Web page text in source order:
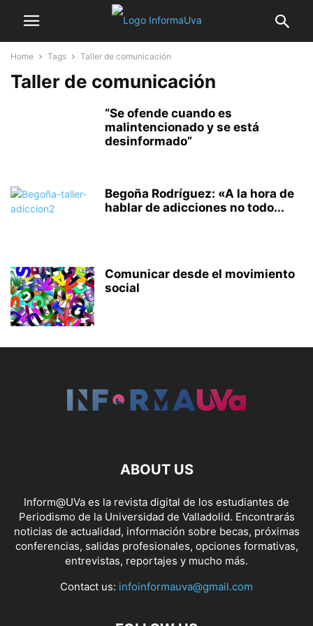
Home Tags Taller de comunicación
Taller de comunicación
“Se ofende cuando es
malintencionado y se está
desinformado”
Begoña Rodríguez: «A la hora de
hablar de adicciones no todo...
Comunicar desde el movimiento
social
ABOUT US
Inform@UVa es la revista digital de los estudiantes de
Periodismo de la Universidad de Valladolid. Encontrarás
noticias de actualidad, información sobre becas, próximas
conferencias, salidas profesionales, opciones formativas,
entrevistas, reportajes y mucho más.
Contact us: infoinformauva@gmail.com